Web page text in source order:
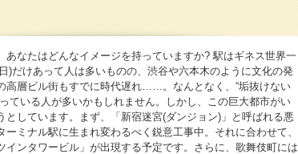
あなたはどんなイメージを持っていますか? 駅はギネス世界一
)だけあって人は多いものの、渋谷や六本木のように文化の発
高層ビル街もすでに時代遅れ……。なんとなく、“垢抜けない
ている人が多いかもしれません。しかし、この巨大都市がい
としています。まず、「新宿迷宮(ダンジョン)」と呼ばれる悪
ーミナル駅に生まれ変わるべく鋭意工事中。それに合わせて、
インタワービル」が出現する予定です。さらに、歌舞伎町には